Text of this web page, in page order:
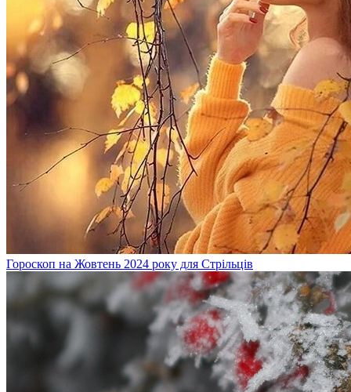
Гороскоп на Жовтень 2024 року для Стрільців